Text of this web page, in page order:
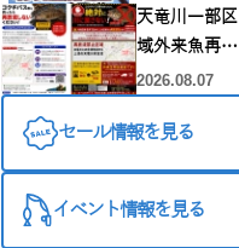
ーダー偏光グ
ラス受注会～
天竜川一部区
域外来魚再放
流禁止となり
2026.08.07
セール情報を見る
イベント情報を見る